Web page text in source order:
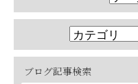
ブログ記事検索